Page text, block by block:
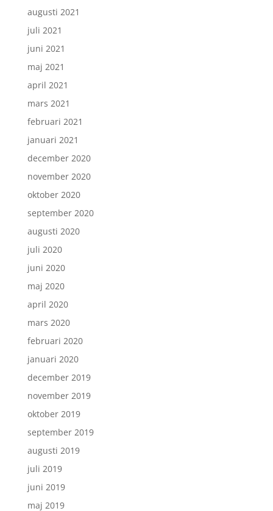
augusti 2021
juli 2021
juni 2021
maj 2021
april 2021
mars 2021
februari 2021
januari 2021
december 2020
november 2020
oktober 2020
september 2020
augusti 2020
juli 2020
juni 2020
maj 2020
april 2020
mars 2020
februari 2020
januari 2020
december 2019
november 2019
oktober 2019
september 2019
augusti 2019
juli 2019
juni 2019
maj 2019